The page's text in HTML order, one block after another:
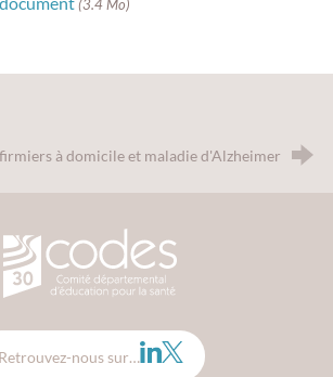
(3.4 Mo)
à domicile et maladie d'Alzheimer
CODES 30 - Comité
Retrouvez-nous sur… LinkedIn
Twitter